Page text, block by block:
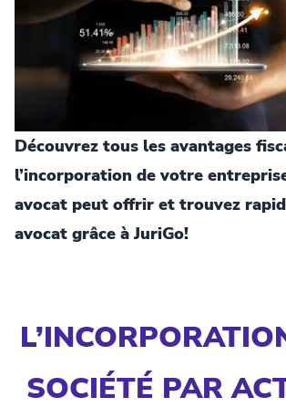
Découvrez tous les avantages
l’incorporation de votre
avocat peut offrir et trouvez
avocat grâce à JuriGo!
SOCIÉTÉ PAR